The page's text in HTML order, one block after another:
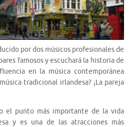
por dos músicos profesionales de
famosos y escuchará la historia de
en la música contemporánea
tradicional irlandesa? ¡La pareja
el punto más importante de la vida
y es una de las atracciones más